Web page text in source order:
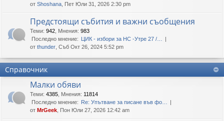
от Shoshana , Пет Юли 31, 2026 2:30 pm
Предстоящи събития и важни съобщения
Теми: 942 Мнения: 983
Последно мнение: ЦИК - избори за НС -Утре 27 /…
от thunder , Съб Окт 26, 2024 5:52 pm
Справочник
Малки обяви
Теми: 4385 Мнения: 11814
Последно мнение: Re: Упътване за писане във фо…
от MrGeek , Пон Юли 27, 2026 12:42 am